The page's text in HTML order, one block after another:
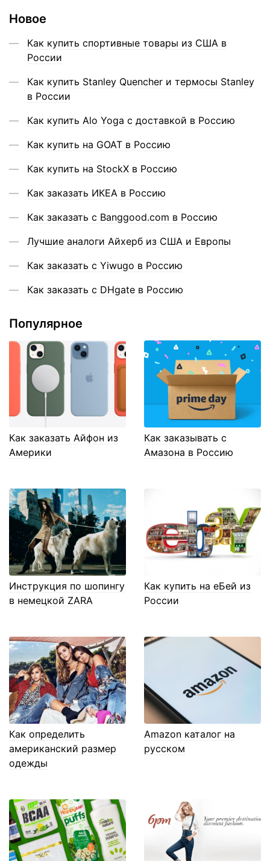
Новое
Как купить спортивные товары из США в
России
Как купить Stanley Quencher и термосы Stanley
в России
Как купить Alo Yoga с доставкой в Россию
Как купить на GOAT в Россию
Как купить на StockX в Россию
Как заказать ИКЕА в Россию
Как заказать с Banggood.com в Россию
Лучшие аналоги Айхерб из США и Европы
Как заказать с Yiwugo в Россию
Как заказать с DHgate в Россию
Популярное
Как заказать Айфон из
Америки
Как заказывать с
Амазона в Россию
Инструкция по шопингу
в немецкой ZARA
Как купить на еБей из
России
Как определить
американский размер
одежды
Amazon каталог на
русском